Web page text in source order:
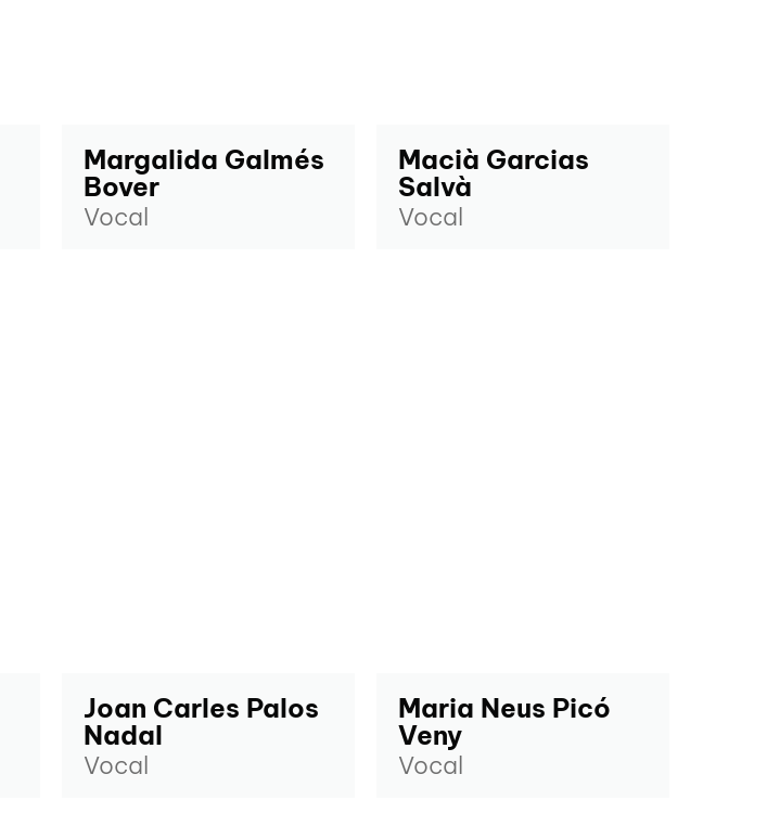
Margalida Galmés
Bover
Vocal
Macià Garcias
Salvà
Vocal
Joan Carles Palos
Nadal
Vocal
Maria Neus Picó
Veny
Vocal